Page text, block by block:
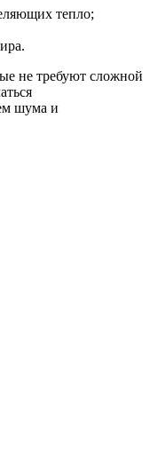
тепло;
не требуют сложной
шума и